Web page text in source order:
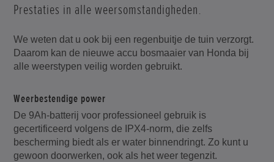
Prestaties in alle weersomstandigheden.
We weten dat u ook bij een regenbuitje de tuin verzorgt.
Daarom kan de nieuwe accu bosmaaier van Honda bij
alle weerstypen veilig worden gebruikt.
Weerbestendige power
De 9Ah-batterij voor professioneel gebruik is
gecertificeerd volgens de IPX4-norm, die zelfs
bescherming biedt als er water binnendringt. Zo kunt u
gewoon doorwerken, ook als het weer tegenzit.